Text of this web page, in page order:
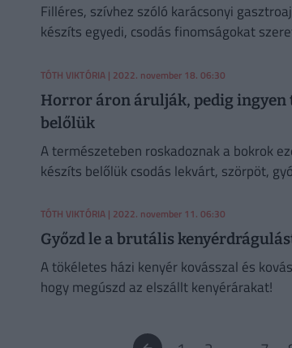
Filléres, szívhez szóló karácsonyi
készíts egyedi, csodás finomságokat
TÓTH VIKTÓRIA | 2022. november 18. 06:30
Horror áron árulják, pedig ingyen
belőlük
A természeteben roskadoznak a bokrok
készíts belőlük csodás lekvárt, szörpöt,
TÓTH VIKTÓRIA | 2022. november 11. 06:30
Győzd le a brutális
A tökéletes házi kenyér kovásszal és
hogy megúszd az elszállt kenyérárakat!